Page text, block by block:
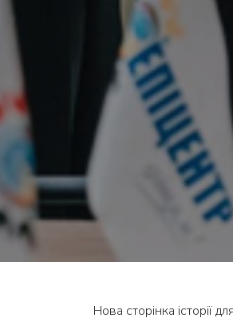
Нова сторінка історії